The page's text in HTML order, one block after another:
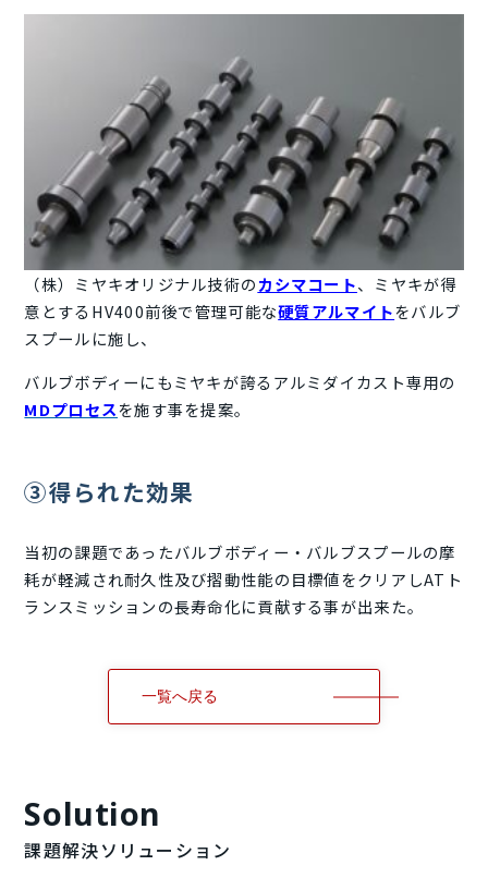
（株）ミヤキオリジナル技術のカシマコート、ミヤキが得
意とするHV400前後で管理可能な硬質アルマイトをバルブ
スプールに施し、
バルブボディーにもミヤキが誇るアルミダイカスト専用の
MDプロセスを施す事を提案。
➂得られた効果
当初の課題であったバルブボディー・バルブスプールの摩
耗が軽減され耐久性及び摺動性能の目標値をクリアしATト
ランスミッションの長寿命化に貢献する事が出来た。
一覧へ戻る
Solution
課題解決ソリューション